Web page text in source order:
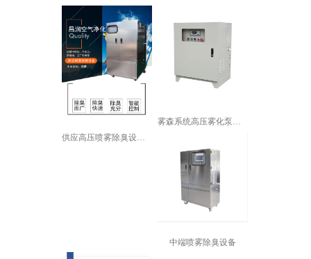
供应高压喷雾除臭设备 工厂车间除味支...
雾森系统高压雾化泵厂房降温加湿园林景...
中端喷雾除臭设备